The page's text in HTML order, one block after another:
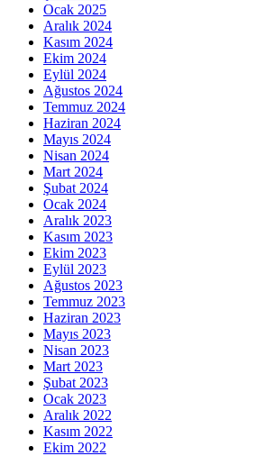
Ocak 2025
Aralık 2024
Kasım 2024
Ekim 2024
Eylül 2024
Ağustos 2024
Temmuz 2024
Haziran 2024
Mayıs 2024
Nisan 2024
Mart 2024
Şubat 2024
Ocak 2024
Aralık 2023
Kasım 2023
Ekim 2023
Eylül 2023
Ağustos 2023
Temmuz 2023
Haziran 2023
Mayıs 2023
Nisan 2023
Mart 2023
Şubat 2023
Ocak 2023
Aralık 2022
Kasım 2022
Ekim 2022